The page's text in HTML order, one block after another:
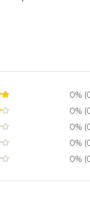
0%
0%
0%
0%
0%